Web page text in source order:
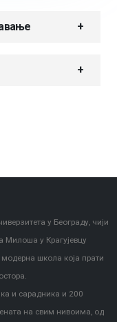
у Београду, чији
Милоша у Крагујевцу
школа која прати
и сарадника и 200
на свим нивоима, од